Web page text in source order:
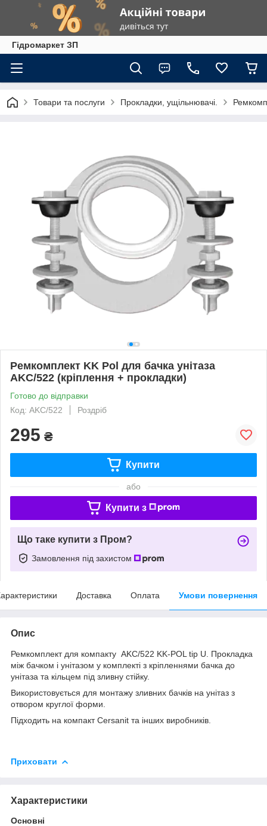
Гiдромаркет ЗП
Товари та послуги Прокладки, ущільнювачі.
Ремкомплект KK Pol для бачка унітаза
AKC/522 (кріплення + прокладки)
Готово до відправки
Код: AKC/522
Роздріб
295 ₴
Купити
або
Купити з
Що таке купити з Пром?
Замовлення під захистом
Доставка Оплата Умови повернення
Опис
Ремкомплект для компакту AKC/522 KK-POL tip U. Прокладка
між бачком і унітазом у комплекті з кріпленнями бачка до
унітаза та кільцем під зливну стійку.
Використовується для монтажу зливних бачків на унітаз з
отвором круглої форми.
Підходить на компакт Cersanit та інших виробників.
Приховати
Характеристики
Основні